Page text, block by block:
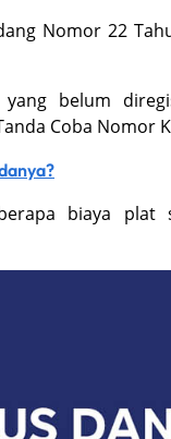
Nomor 22
belum
Coba Nomor
biaya plat